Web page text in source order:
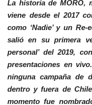
La historia de MORO,
viene desde el 2017
como ‘Nadie’ y un Re-
salió en su primera
personal’ del 2019,
presentaciones en
ninguna campaña de
dentro y fuera de
momento fue